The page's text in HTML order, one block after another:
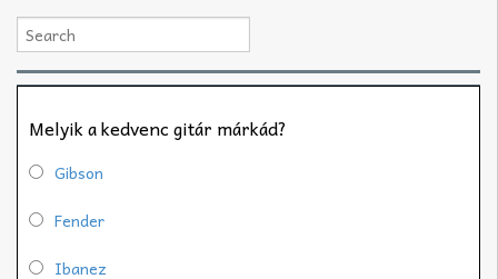
Melyik a kedvenc gitár márkád?
Gibson
Fender
Ibanez